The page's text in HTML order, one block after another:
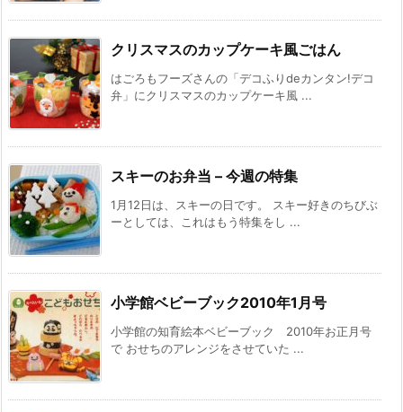
クリスマスのカップケーキ風ごはん
はごろもフーズさんの「デコふりdeカンタン!デコ
弁」にクリスマスのカップケーキ風 ...
スキーのお弁当 – 今週の特集
1月12日は、スキーの日です。 スキー好きのちびぶ
ーとしては、これはもう特集をし ...
小学館ベビーブック2010年1月号
小学館の知育絵本ベビーブック 2010年お正月号
で おせちのアレンジをさせていた ...